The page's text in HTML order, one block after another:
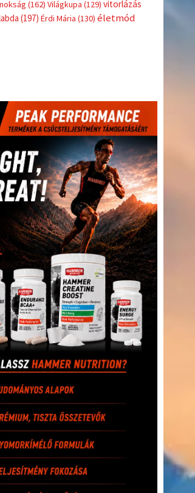
(144)autosport(123)Babos
Ligája(168)Birkózás(143)Bécs(214)
(173)ferrari(139)
(760)futás(305)Hosszú
(181)Jégkorong(148)kajakkenu
(204)kosárlabda(166)kézilabda
(168)magyar labdarúgóválogatott(148)
(153)Opel Dakar Team(132)Rali
Rendezvény(142)rio 2016(373)sport
(128) szabadidősport(316)Szalay
táplálkozás utazás(126)
(162) Világkupa(129)vitorlázás
(197)Érdi Mária(130)
életmód